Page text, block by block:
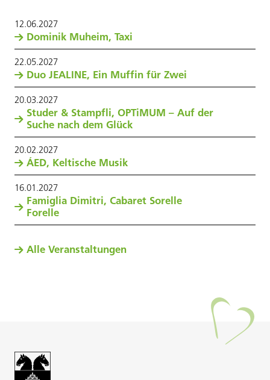
12.06.2027
Dominik Muheim, Taxi
22.05.2027
Duo JEALINE, Ein Muffin für Zwei
20.03.2027
Studer & Stampfli, OPTiMUM – Auf der
Suche nach dem Glück
20.02.2027
ÁED, Keltische Musik
16.01.2027
Famiglia Dimitri, Cabaret Sorelle
Forelle
Alle Veranstaltungen